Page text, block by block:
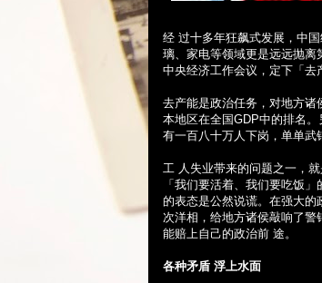
经 过十多年狂飙式发展，中
璃、家电等领域更是远远抛
中央经济工作会议，定下「去
去产能是政治任务，对地方诸
本地区在全国GDP中的排名。
有一百八十万人下岗，单单武
工 人失业带来的问题之一，
「我们要活着、我们要吃饭
的表态是公然说谎。在强大
次洋相，给地方诸侯敲响了
能赔上自己的政治前 途。
各种矛盾 浮上水面